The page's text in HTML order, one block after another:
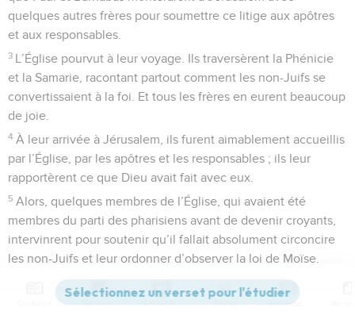
quelques autres frères pour soumettre ce litige aux apôtres
et aux responsables.
3 L’Église pourvut à leur voyage. Ils traversèrent la Phénicie
et la Samarie, racontant partout comment les non-Juifs se
convertissaient à la foi. Et tous les frères en eurent beaucoup
de joie.
4 À leur arrivée à Jérusalem, ils furent aimablement accueillis
par l’Église, par les apôtres et les responsables ; ils leur
rapportèrent ce que Dieu avait fait avec eux.
5 Alors, quelques membres de l’Église, qui avaient été
membres du parti des pharisiens avant de devenir croyants,
intervinrent pour soutenir qu’il fallait absolument circoncire
les non-Juifs et leur ordonner d’observer la loi de Moïse.
Les apôtres et les responsables se réunirent pour examiner
la question.
Versions Commentaires Strong